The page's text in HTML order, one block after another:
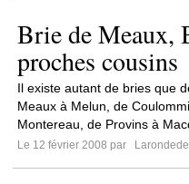
Brie de Meaux,
proches cousins
Il existe autant de bries que
Meaux à Melun, de
Montereau, de Provins à
Le 12 février 2008 par